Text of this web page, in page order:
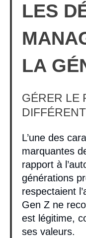
LES
LA
GÉRER LE
L’une des
marquantes
rapport à
générations
respectaient
Gen Z ne
est légitime,
ses valeurs.